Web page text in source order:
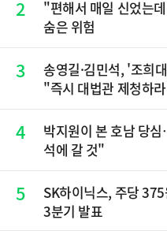
2
"편해서 매일 신었는
숨은 위험
3
송영길·김민석, '조희
"즉시 대법관 제청하
4
박지원이 본 호남 당
석에 갈 것"
5
SK하이닉스, 주당
3분기 발표